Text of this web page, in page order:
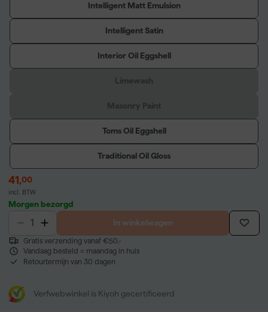
Intelligent Matt Emulsion
Intelligent Satin
Interior Oil Eggshell
Toms Oil Eggshell
Traditional Oil Gloss
41,00
incl. BTW
Morgen bezorgd
In winkelwagen
Gratis verzending vanaf €50,-
Vandaag besteld = maandag in huis
Retourtermijn van 30 dagen
Verfwebwinkel is Kiyoh gecertificeerd